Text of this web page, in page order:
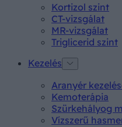
Kortizol szint
CT-vizsgálat
MR-vizsgálat
Triglicerid szint
Kezelés
Aranyér
Kemoterápia
Szürkehályog
Vízszerű